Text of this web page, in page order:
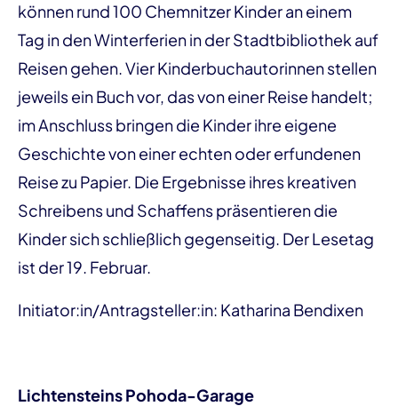
können rund 100 Chemnitzer Kinder an einem
Tag in den Winterferien in der Stadtbibliothek auf
Reisen gehen. Vier Kinderbuchautorinnen stellen
jeweils ein Buch vor, das von einer Reise handelt;
im Anschluss bringen die Kinder ihre eigene
Geschichte von einer echten oder erfundenen
Reise zu Papier. Die Ergebnisse ihres kreativen
Schreibens und Schaffens präsentieren die
Kinder sich schließlich gegenseitig. Der Lesetag
ist der 19. Februar.
Initiator:in/Antragsteller:in: Katharina Bendixen
Lichtensteins Pohoda-Garage